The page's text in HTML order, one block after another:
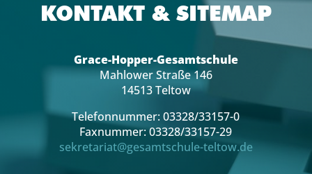
KONTAKT & SITEMAP
Grace-Hopper-Gesamtschule
Mahlower Straße 146
14513 Teltow
Telefonnummer: 03328/33157-0
Faxnummer: 03328/33157-29
sekretariat@gesamtschule-teltow.de